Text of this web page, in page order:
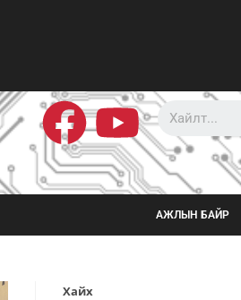
АЖЛЫН БАЙР
Хайх